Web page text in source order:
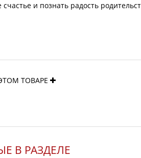
и познать радость
ТОВАРЕ
В РАЗДЕЛЕ